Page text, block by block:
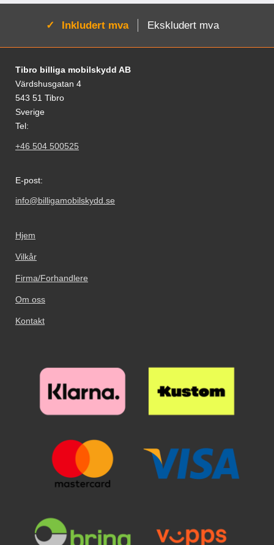
Aktiv:
Inkludert mva Ekskludert mva
Footer-innhold Blandet informasjon og
Tibro billiga mobilskydd AB
Värdshusgatan 4
543 51 Tibro
Sverige
Tel:
+46 504 500525
E-post:
info@billigamobilskydd.se
Hjem
Vilkår
Firma/Forhandlere
Om oss
Kontakt